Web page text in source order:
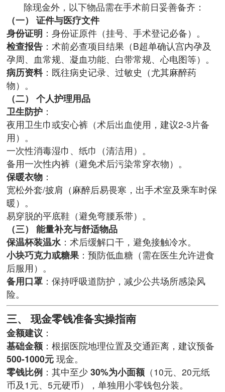
除现金外，以下物品需在手术前日妥善备齐：
（一） 证件与医疗文件
身份证明 ：身份证原件（挂号、手术登记必备）。
检查报告 ：术前必查项目结果（B超单确认宫内孕及
孕周、血常规、凝血功能、白带常规、心电图等）。
病历资料：既往病史记录、过敏史（尤其麻醉药
物）。
（二） 个人护理用品
卫生防护 ：
夜用卫生巾或安心裤（术后出血使用，建议2-3片备
用）。
一次性消毒湿巾、纸巾（清洁用）。
备用一次性内裤（避免术后污染常穿衣物）。
保暖衣物 ：
宽松外套/披肩（麻醉后易畏寒，出手术室及乘车时保
暖）。
易穿脱的平底鞋（避免弯腰系带）。
（三） 能量补充与舒适物品
保温杯装温水 ：术后缓解口干，避免接触冷水。
小块巧克力或糖果 ：预防低血糖（需在医生允许进食
后服用）。
备用口罩 ：保持呼吸道防护，减少公共场所感染风
险。
三、 现金零钱准备实操指南
金额建议 ：
基础金额 ：根据医院地理位置及交通距离，建议预备
500-1000元 现金。
零钱比例 ：其中至少30%为小面额 （10元、20元纸
币及1元、5元硬币），单独用小零钱包分装。